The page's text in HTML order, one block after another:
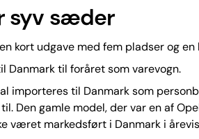
syv sæder
kort udgave med fem pladser og en
Danmark til foråret som varevogn.
importeres til Danmark som
Den gamle model, der var en af
været markedsført i Danmark i